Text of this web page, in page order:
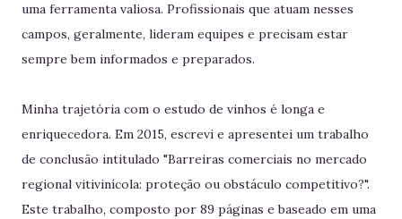
uma ferramenta valiosa. Profissionais que atuam nesses
campos, geralmente, lideram equipes e precisam estar
sempre bem informados e preparados.
Minha trajetória com o estudo de vinhos é longa e
enriquecedora. Em 2015, escrevi e apresentei um trabalho
de conclusão intitulado "Barreiras comerciais no mercado
regional vitivinícola: proteção ou obstáculo competitivo?".
Este trabalho, composto por 89 páginas e baseado em uma